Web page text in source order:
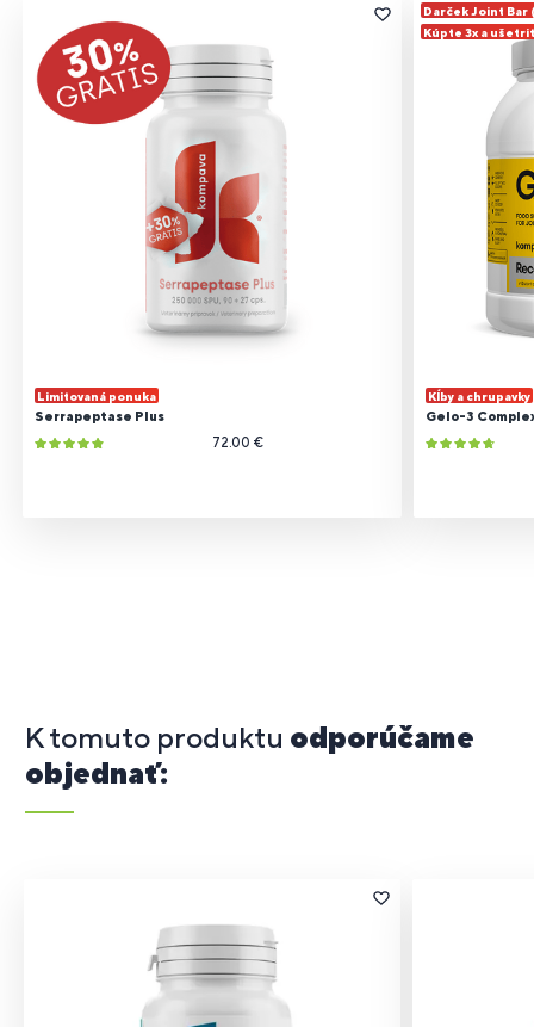
Limitovaná ponuka
Serrapeptase Plus
72.00 €
Darček Joint Bar
Kúpte 3x a
Kĺby a chrupavky
Gelo-3
K tomuto produktu odporúčame
objednať: